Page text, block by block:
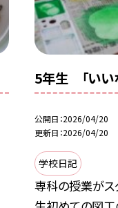
5年生 「いい
公開日 2026/04/20
更新日 2026/04/20
学校日記
専科の授業がス